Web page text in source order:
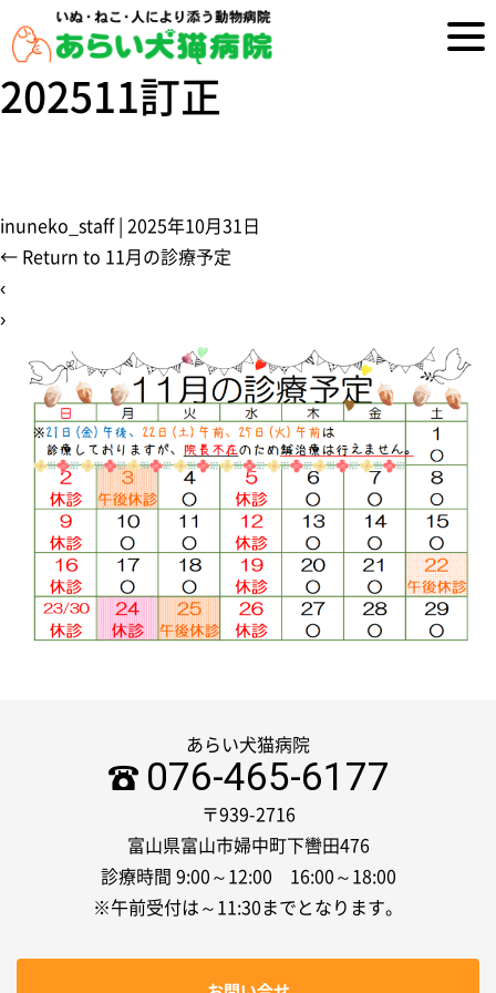
202511訂正
inuneko_staff
2025年10月31日
← Return to 11月の診療予定
‹
›
あらい犬猫病院
076-465-6177
〒939-2716
富山県富山市婦中町下轡田476
診療時間 9:00～12:00 16:00～18:00
※午前受付は～11:30までとなります。